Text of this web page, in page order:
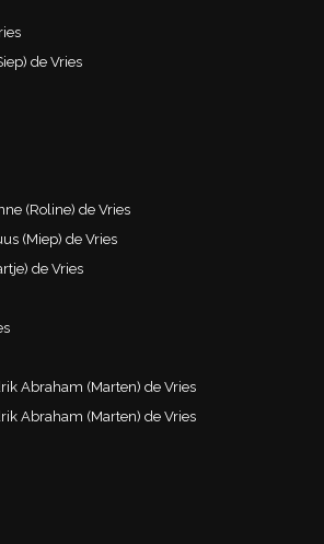
de Vries
(Roline) de Vries
(Miep) de Vries
de Vries
Abraham (Marten) de Vries
Abraham (Marten) de Vries